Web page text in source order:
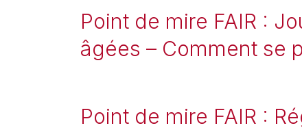
Point de mire FAIR :
âgées – Comment se
Point de mire FAIR :